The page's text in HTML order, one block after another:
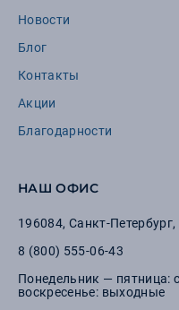
Новости
Блог
Контакты
Акции
Благодарности
НАШ ОФИС
196084, Санкт-Петербург,
8 (800) 555-06-43
Понедельник — пятница:
воскресенье: выходные